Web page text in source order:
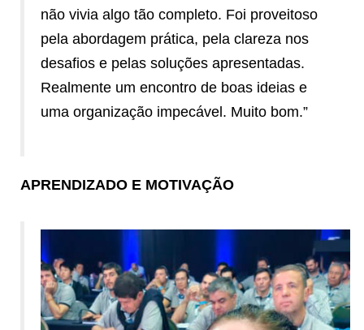
não vivia algo tão completo. Foi proveitoso
pela abordagem prática, pela clareza nos
desafios e pelas soluções apresentadas.
Realmente um encontro de boas ideias e
uma organização impecável. Muito bom.”
APRENDIZADO E MOTIVAÇÃO